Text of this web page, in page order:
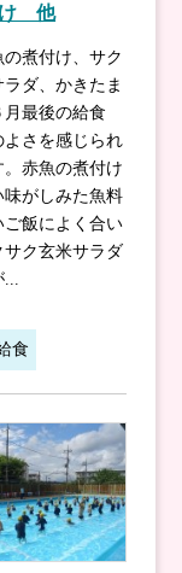
け 他
の煮付け、サク
ダ、かきたま
最後の給食
よさを感じられ
。赤魚の煮付け
味がしみた魚料
ご飯によく合い
サク玄米サラダ
食